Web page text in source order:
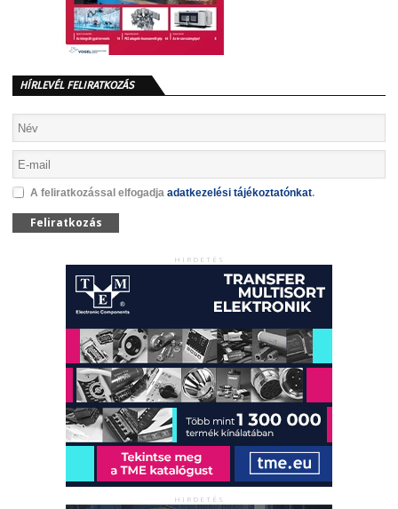
HÍRLEVÉL FELIRATKOZÁS
A feliratkozással elfogadja adatkezelési tájékoztatónkat.
Feliratkozás
HIRDETÉS
HIRDETÉS